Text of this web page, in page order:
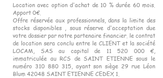
Location avec option d'achat de 10 % durée 60 mois.
Apport 0€.
Offre réservée aux professionnels, dans la limite des
stocks disponibles , sous réserve d'acceptation due
votre dossier par notre partenaire financier. le contrat
de location sera conclu entre le CLIENT et la société
LOCAM, SAS au capital de 11 520 000 €,
immatriculée au RCS de SAINT ETIENNE sous le
numéro 310 880 315, ayant son siège 29 rue Léon
Blum 42048 SAINT ETIENNE CEDEX 1.